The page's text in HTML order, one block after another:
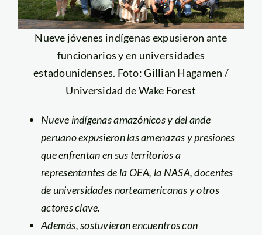
Nueve jóvenes indígenas expusieron ante
funcionarios y en universidades
estadounidenses. Foto: Gillian Hagamen /
Universidad de Wake Forest
Nueve indígenas amazónicos y del ande
peruano expusieron las amenazas y presiones
que enfrentan en sus territorios a
representantes de la OEA, la NASA, docentes
de universidades norteamericanas y otros
actores clave.
Además, sostuvieron encuentros con